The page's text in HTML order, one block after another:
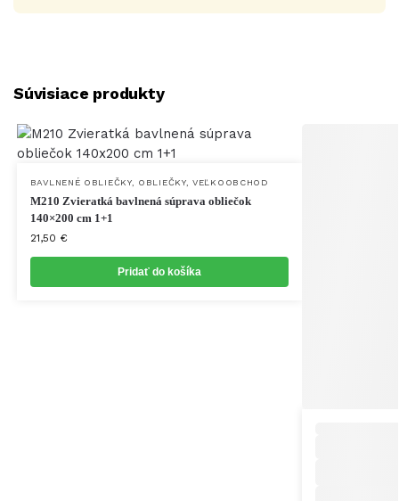
Súvisiace produkty
BAVLNENÉ OBLIEČKY, OBLIEČKY,VEĽKOOBCHOD
M210 Zvieratká bavlnená súprava obliečok
140×200 cm 1+1
21,50 €
Pridať do košíka